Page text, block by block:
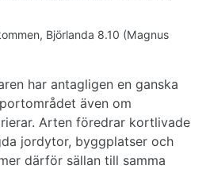
Björlanda 8.10 (Magnus
har antagligen en ganska
även om
Arten föredrar kortlivade
jordytor, byggplatser och
därför sällan till samma